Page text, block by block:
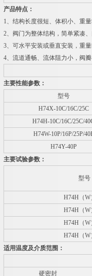
产品特点：
1、结构长度很短、体积小、重
2、阀门为整体结构，简单紧凑
3、可水平安装或垂直安装，重
4、流道通畅、流体阻力小，阀
主要性能参数：
型号
H74X-10C/16C/25C
H74H-10C/16C/25C/
H74W-10P/16P/25P/
H74Y-40P
主要试验参数：
型号
H74H （W
H74H （W
H74H （W
H74H （W
适用温度及介质范围：
硬密封